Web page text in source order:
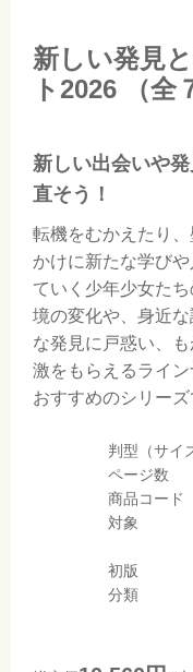
新しい発見
ト2026
（全
新しい出会いや
直そう！
転機をむかえたり
かけに新たな学び
ていく少年少女た
境の変化や、身近
な発見に戸惑い、
激をもらえるライ
おすすめのシリーズ
判型（サイ
ページ数
商品コード
対象
初版
分類